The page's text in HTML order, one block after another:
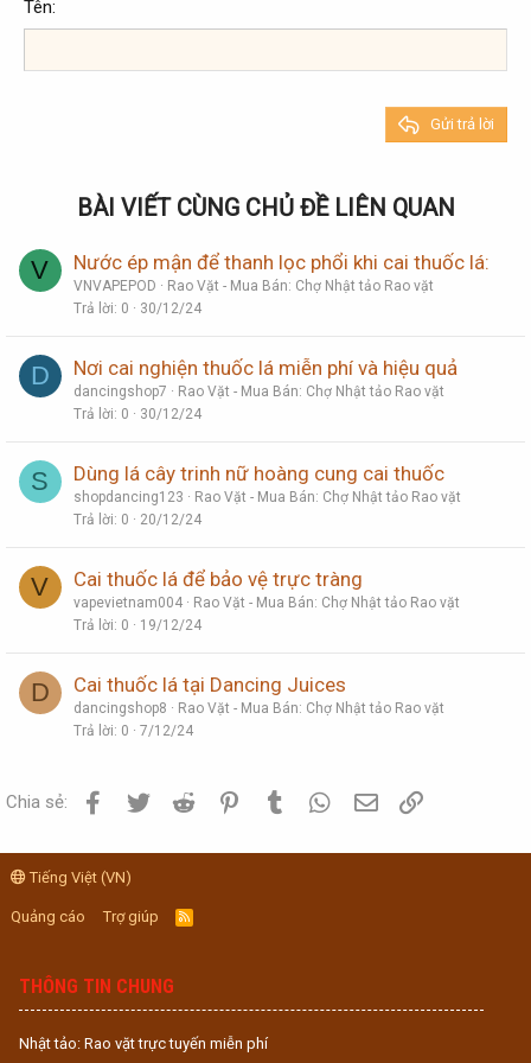
18
22
Tahoma
Times New Roman
Heading 3
Tên
Gửi trả lời
BÀI VIẾT CÙNG CHỦ ĐỀ LIÊN QUAN
V Nước ép mận để thanh lọc phổi khi cai thuốc lá:
VNVAPEPOD
Rao Vặt - Mua Bán: Chợ Nhật tảo Rao vặt
Trả lời 0 30/12/24
D Nơi cai nghiện thuốc lá miễn phí và hiệu quả
dancingshop7
Rao Vặt - Mua Bán: Chợ Nhật tảo Rao vặt
Trả lời 0 30/12/24
S Dùng lá cây trinh nữ hoàng cung cai thuốc
shopdancing123
Rao Vặt - Mua Bán: Chợ Nhật tảo Rao vặt
Trả lời 0 20/12/24
V Cai thuốc lá để bảo vệ trực tràng
vapevietnam004
Rao Vặt - Mua Bán: Chợ Nhật tảo Rao vặt
Trả lời 0 19/12/24
D Cai thuốc lá tại Dancing Juices
dancingshop8
Rao Vặt - Mua Bán: Chợ Nhật tảo Rao vặt
Trả lời 0 7/12/24
Chia sẻ: Facebook
Twitter Reddit PinterestTumblr WhatsApp
Email
Tiếng Việt (VN)
Quảng cáo Trợ giúp
R
S
THÔNG TIN CHUNG
Nhật tảo: Rao vặt trực tuyến miễn phí